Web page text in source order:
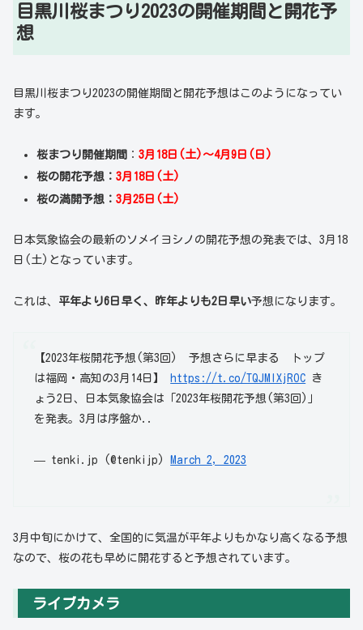
目黒川桜まつり2023の開催期間と開花予
想
目黒川桜まつり2023の開催期間と開花予想はこのようになってい
ます。
桜まつり開催期間 ： 3月18日(土)～4月9日(日)
桜の開花予想： 3月18日(土)
桜の満開予想： 3月25日(土)
日本気象協会の最新のソメイヨシノの開花予想の発表では、3月18
日(土)となっています。
これは、 平年より6日早く、昨年よりも2日早い予想になります。
【2023年桜開花予想(第3回) 予想さらに早まる トップ
は福岡・高知の3月14日】
https://t.co/TQJMIXjROC き
ょう2日、日本気象協会は「2023年桜開花予想(第3回)」
を発表。3月は序盤か..
— tenki.jp (@tenkijp)March 2, 2023
3月中旬にかけて、全国的に気温が平年よりもかなり高くなる予想
なので、桜の花も早めに開花すると予想されています。
ライブカメラ